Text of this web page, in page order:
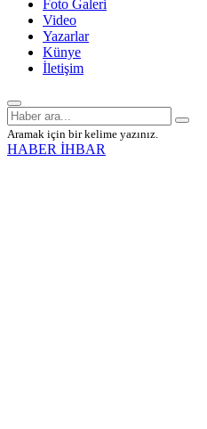
Foto Galeri
Video
Yazarlar
Künye
İletişim
Aramak için bir kelime yazınız.
HABER İHBAR